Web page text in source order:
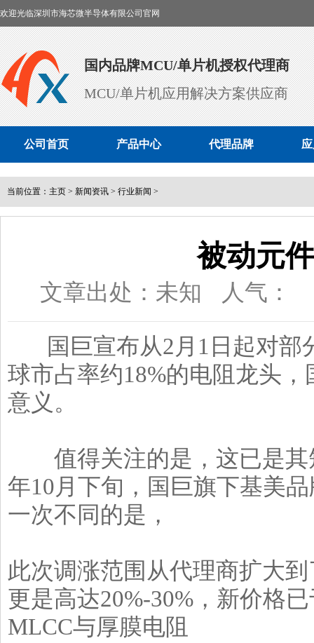
欢迎光临深圳市海芯微半导体有限公司官网
国内品牌MCU/单片机授权代理商
MCU/单片机应用解决方案供应商
公司首页 产品中心 代理品牌
当前位置： 主页 > 新闻资讯 > 行业新闻 >
被动元
文章出处：未知 人气：
国巨宣布从2月1日起对部
球市占率约18%的电阻龙头
意义。
值得关注的是，这已是其
年10月下旬，国巨旗下基美
一次不同的是，
此次调涨范围从代理商扩大
更是高达20%-30%，新价格
MLCC与厚膜电阻